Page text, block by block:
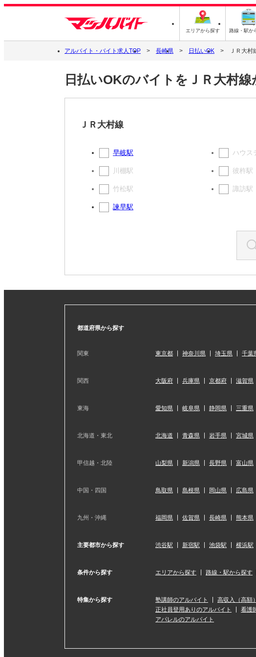
エリアから探す 路線・駅か
アルバイト・バイト求人TOP 長崎県 日払いOK ＪＲ大村
日払いOKのバイトをＪＲ大村
ＪＲ大村線
早岐駅 ハウス
川棚駅 彼杵駅
竹松駅 諏訪駅
諫早駅
都道府県から探す
関東 東京都 神奈川県 埼玉県 千葉
関西 大阪府 兵庫県 京都府 滋賀県
東海 愛知県 岐阜県 静岡県 三重県
北海道・東北 北海道 青森県 岩手県 宮城県
甲信越・北陸 山梨県 新潟県 長野県 富山県
中国・四国 鳥取県 島根県 岡山県 広島県
九州・沖縄 福岡県 佐賀県 長崎県 熊本県
主要都市から探す 渋谷駅 新宿駅 池袋駅 横浜駅
条件から探す エリアから探す 路線・駅から探す
特集から探す 塾講師のアルバイト 高収入（高額
正社員登用ありのアルバイト
看護
アパレルのアルバイト